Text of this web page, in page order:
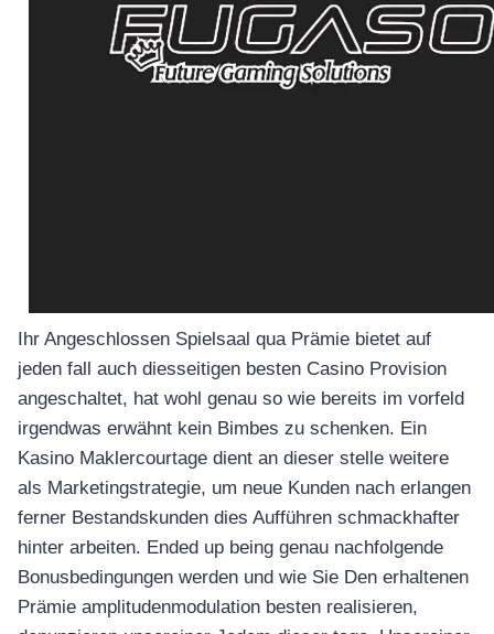
Ihr Angeschlossen Spielsaal qua Prämie bietet auf
jeden fall auch diesseitigen besten Casino Provision
angeschaltet, hat wohl genau so wie bereits im vorfeld
irgendwas erwähnt kein Bimbes zu schenken. Ein
Kasino Maklercourtage dient an dieser stelle weitere
als Marketingstrategie, um neue Kunden nach erlangen
ferner Bestandskunden dies Aufführen schmackhafter
hinter arbeiten. Ended up being genau nachfolgende
Bonusbedingungen werden und wie Sie Den erhaltenen
Prämie amplitudenmodulation besten realisieren,